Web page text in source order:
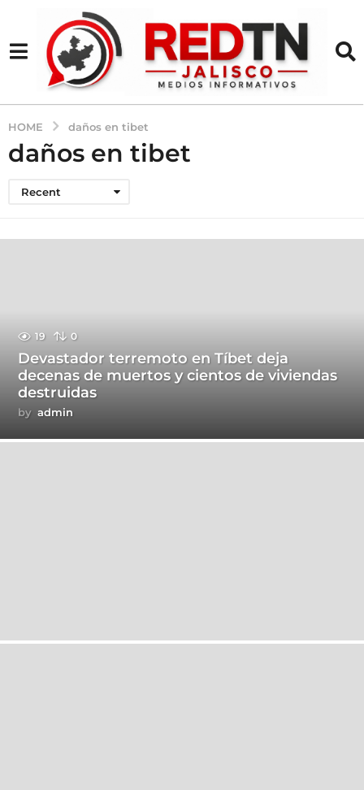
HOME daños en tibet
daños en tibet
Recent
19 0
Devastador terremoto en Tíbet deja
decenas de muertos y cientos de viviendas
destruidas
by admin